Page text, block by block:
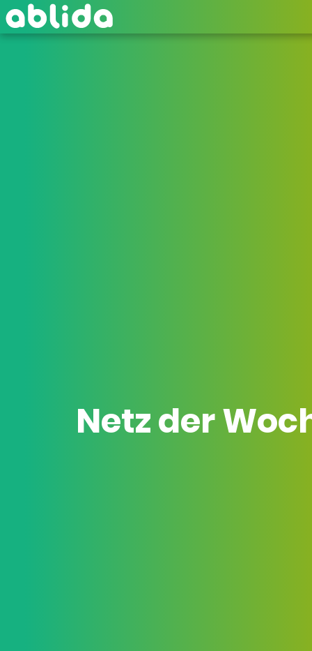
Netz der